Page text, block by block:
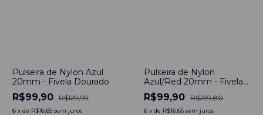
Pulseira de Nylon Azul
20mm - Fivela Dourado
R$99,90 R$129,99
6 x de R$16,65 sem juros
Pulseira de Nylon
Azul/Red 20mm - Fivela
Dourado
R$99,90 R$259,80
6 x de R$16,65 sem juros